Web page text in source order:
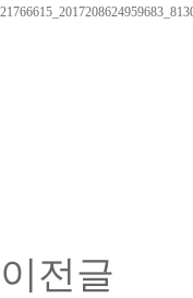
이전글